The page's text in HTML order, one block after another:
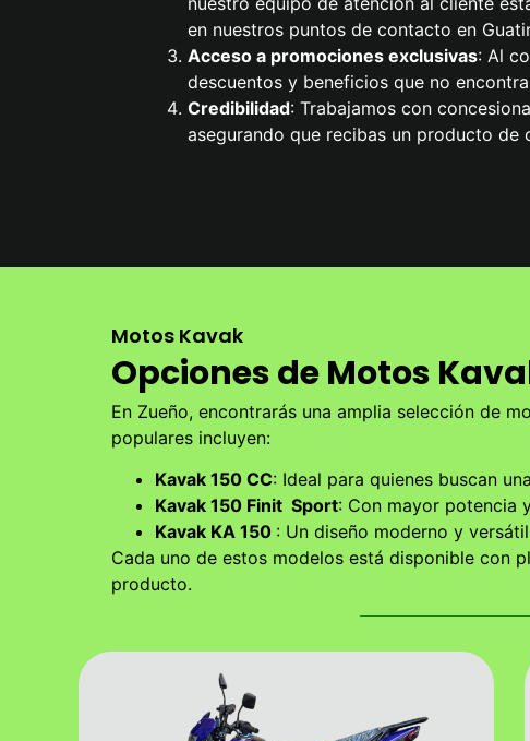
en nuestros puntos de contacto en
Acceso a promociones exclusivas: Al
descuentos y beneficios que no
Credibilidad: Trabajamos con
asegurando que recibas un producto de
Motos Kavak
Opciones de Motos
En Zueño, encontrarás una amplia selección de
populares incluyen:
Kavak 150 CC: Ideal para quienes buscan
Kavak 150 Finit Sport: Con mayor potencia
Kavak KA 150 : Un diseño moderno y
Cada uno de estos modelos está disponible con
producto.